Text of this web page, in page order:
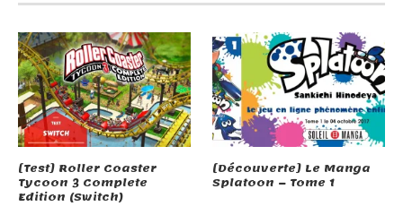
[Test] Roller Coaster
Tycoon 3 Complete
Edition (Switch)
[Découverte] Le Manga
Splatoon – Tome 1